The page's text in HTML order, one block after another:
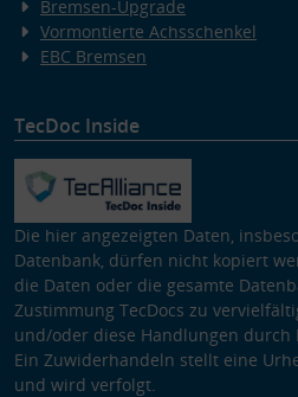
Bremsen-Upgrade
Vormontierte Achsschenkel
EBC Bremsen
TecDoc Inside
Die hier angezeigten Daten,
Datenbank, dürfen nicht kopiert
die Daten oder die gesamte
Zustimmung TecDocs zu
und/oder diese Handlungen durch
Ein Zuwiderhandeln stellt eine
und wird verfolgt.